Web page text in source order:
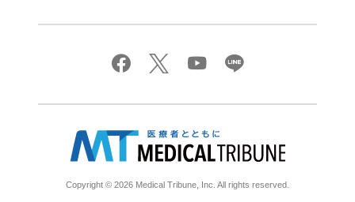
Copyright © 2026 Medical Tribune, Inc. All rights reserved.